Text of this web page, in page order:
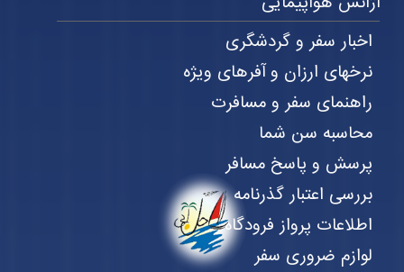
اخبار سفر و گردشگری
نرخهای ارزان و آفرهای ویژه
راهنمای سفر و مسافرت
محاسبه سن شما
پرسش و پاسخ مسافر
بررسی اعتبار گذرنامه
اطلاعات پرواز فرودگاه
لوازم ضروری سفر